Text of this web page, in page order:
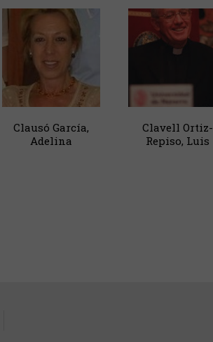
Clausó García,
Adelina
Clavell Ortiz-
Repiso, Luis